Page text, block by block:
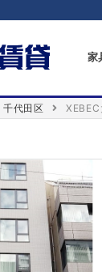
家
千代田区